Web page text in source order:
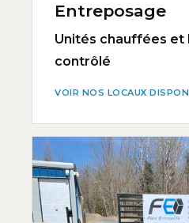
Entreposage
Unités chauffées et
contrôlé
VOIR NOS LOCAUX